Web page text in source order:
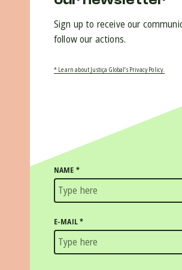
Sign up to receive our
follow our actions.
* Learn about Justiça Global’s Privacy Policy.
NAME *
E-MAIL*